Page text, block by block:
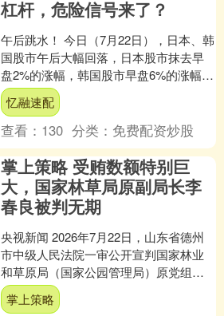
杠杆，危险信号来了？
午后跳水！ 今日（7月22日），日本、韩
国股市午后大幅回落，日本股市抹去早
盘2%的涨幅，韩国股市早盘6%的涨幅也
几乎跌光。 市场分析人士指出，双重压
力导致日韩股....
忆融速配
查看： 130 分类： 免费配资炒股
掌上策略 受贿数额特别巨
大，国家林草局原副局长李
春良被判无期
央视新闻 2026年7月22日，山东省德州
市中级人民法院一审公开宣判国家林业
和草原局（国家公园管理局）原党组成
员、副局长李春良受贿、利用影响力受
贿案，对被告人李....
掌上策略